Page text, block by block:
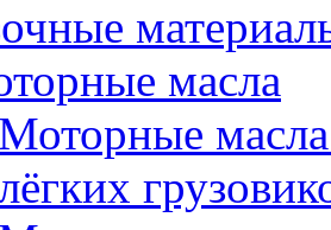
масла
Моторные